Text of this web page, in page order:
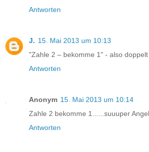
Antworten
J. 15. Mai 2013 um 10:13
"Zahle 2 – bekomme 1" - also
Antworten
Anonym 15. Mai 2013 um 10:14
Zahle 2 bekomme 1......suuuper
Antworten